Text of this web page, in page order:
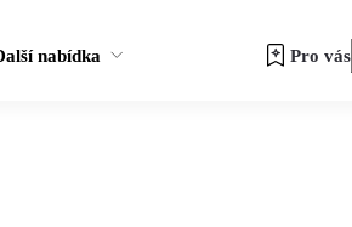
nabídka Pro vás